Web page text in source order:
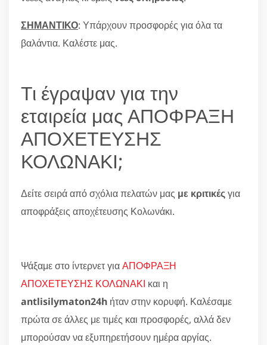
ΣΗΜΑΝΤΙΚΟ: Υπάρχουν προσφορές για όλα τα
βαλάντια. Καλέστε μας.
Τι έγραψαν για την
εταιρεία μας ΑΠΟΦΡΑΞΗ
ΑΠΟΧΕΤΕΥΣΗΣ
ΚΟΛΩΝΑΚΙ;
Δείτε σειρά από σχόλια πελατών μας με κριτικέςγια
αποφράξεις αποχέτευσης Κολωνάκι.
Ψάξαμε στο ίντερνετ γιαΑΠΟΦΡΑΞΗ
ΑΠΟΧΕΤΕΥΣΗΣ ΚΟΛΩΝΑΚΙ και η
antlisilymaton24h ήταν στην κορυφή. Καλέσαμε
πρώτα σε άλλες με τιμές και προσφορές, αλλά δεν
μπορούσαν να εξυπηρετήσουν ημέρα αργίας.